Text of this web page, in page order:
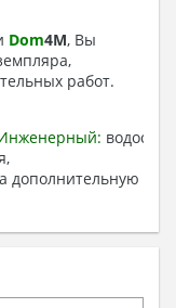
Dom4M, Вы
работ.
дополнительную